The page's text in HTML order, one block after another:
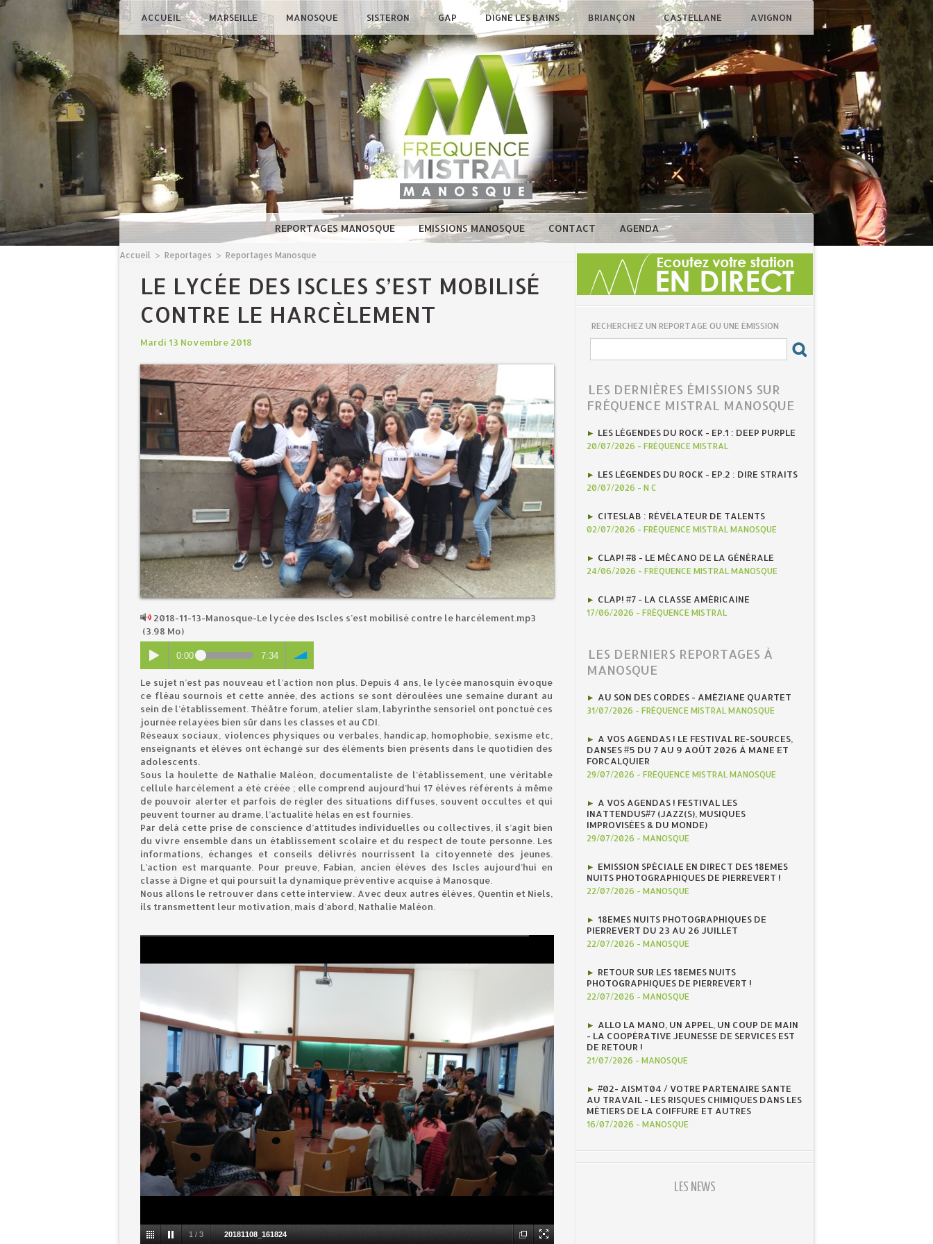
ACCUEIL MARSEILLE MANOSQUE SISTERON GAP DIGNE LES BAINS BRIANÇON CASTELLANE AVIGNON
REPORTAGES MANOSQUE EMISSIONS MANOSQUE CONTACT AGENDA
Accueil > Reportages > Reportages Manosque
LE LYCÉE DES ISCLES S’EST MOBILISÉ
CONTRE LE HARCÈLEMENT
Mardi 13 Novembre 2018
2018-11-13-Manosque-Le lycée des Iscles s’est mobilisé contre le harcèlement.mp3
(3.98 Mo)
0:00 7:34
Le sujet n’est pas nouveau et l’action non plus. Depuis 4 ans, le lycée manosquin évoque
ce fléau sournois et cette année, des actions se sont déroulées une semaine durant au
sein de l’établissement. Théâtre forum, atelier slam, labyrinthe sensoriel ont ponctué ces
journée relayées bien sûr dans les classes et au CDI.
Réseaux sociaux, violences physiques ou verbales, handicap, homophobie, sexisme etc,
enseignants et élèves ont échangé sur des éléments bien présents dans le quotidien des
adolescents.
Sous la houlette de Nathalie Maléon, documentaliste de l’établissement, une véritable
cellule harcèlement a été créée ; elle comprend aujourd’hui 17 élèves référents à même
de pouvoir alerter et parfois de régler des situations diffuses, souvent occultes et qui
peuvent tourner au drame, l’actualité hélas en est fournies.
Par delà cette prise de conscience d’attitudes individuelles ou collectives, il s’agit bien
du vivre ensemble dans un établissement scolaire et du respect de toute personne. Les
informations, échanges et conseils délivrés nourrissent la citoyenneté des jeunes.
L’action est marquante. Pour preuve, Fabian, ancien élèves des Iscles aujourd’hui en
classe à Digne et qui poursuit la dynamique préventive acquise à Manosque.
Nous allons le retrouver dans cette interview. Avec deux autres élèves, Quentin et Niels,
ils transmettent leur motivation, mais d’abord, Nathalie Maléon.
1 / 3 20181108_161824
RECHERCHEZ UN REPORTAGE OU UNE ÉMISSION
LES DERNIÈRES ÉMISSIONS SUR
FRÉQUENCE MISTRAL MANOSQUE
LES LÉGENDES DU ROCK - EP.1 : DEEP PURPLE
20/07/2026 - FRÉQUENCE MISTRAL
LES LÉGENDES DU ROCK - EP.2 : DIRE STRAITS
20/07/2026 - N C
CITESLAB : RÉVÉLATEUR DE TALENTS
02/07/2026 - FRÉQUENCE MISTRAL MANOSQUE
CLAP! #8 - LE MÉCANO DE LA GÉNÉRALE
24/06/2026 - FRÉQUENCE MISTRAL MANOSQUE
CLAP! #7 - LA CLASSE AMÉRICAINE
17/06/2026 - FRÉQUENCE MISTRAL
LES DERNIERS REPORTAGES À
MANOSQUE
AU SON DES CORDES - AMÉZIANE QUARTET
31/07/2026 - FRÉQUENCE MISTRAL MANOSQUE
A VOS AGENDAS ! LE FESTIVAL RE-SOURCES,
DANSES #5 DU 7 AU 9 AOÛT 2026 À MANE ET
FORCALQUIER
29/07/2026 - FRÉQUENCE MISTRAL MANOSQUE
A VOS AGENDAS ! FESTIVAL LES
INATTENDUS#7 (JAZZ(S), MUSIQUES
IMPROVISÉES & DU MONDE)
29/07/2026 - MANOSQUE
EMISSION SPÉCIALE EN DIRECT DES 18EMES
NUITS PHOTOGRAPHIQUES DE PIERREVERT !
22/07/2026 - MANOSQUE
18EMES NUITS PHOTOGRAPHIQUES DE
PIERREVERT DU 23 AU 26 JUILLET
22/07/2026 - MANOSQUE
RETOUR SUR LES 18EMES NUITS
PHOTOGRAPHIQUES DE PIERREVERT !
22/07/2026 - MANOSQUE
ALLO LA MANO, UN APPEL, UN COUP DE MAIN
- LA COOPÉRATIVE JEUNESSE DE SERVICES EST
DE RETOUR !
21/07/2026 - MANOSQUE
#02- AISMT04 / VOTRE PARTENAIRE SANTE
AU TRAVAIL - LES RISQUES CHIMIQUES DANS LES
MÉTIERS DE LA COIFFURE ET AUTRES
16/07/2026 - MANOSQUE
LES NEWS